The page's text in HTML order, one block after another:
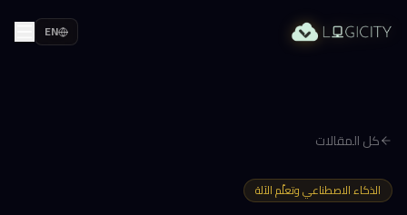
EN
كل المقالات
الذكاء الاصطناعي وتعلّم الآلة